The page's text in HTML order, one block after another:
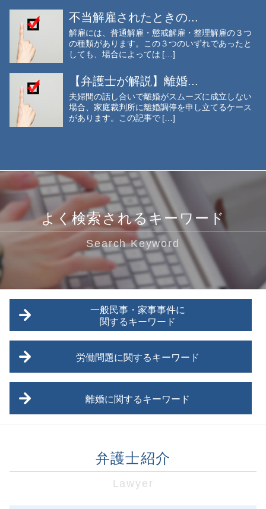
不当解雇されたときの...
解雇には、普通解雇・懲戒解雇・整理解雇の３つ
の種類があります。この３つのいずれであったと
しても、場合によっては […]
【弁護士が解説】離婚...
夫婦間の話し合いで離婚がスムーズに成立しない
場合、家庭裁判所に離婚調停を申し立てるケース
があります。この記事で […]
よく検索されるキーワード
Search Keyword
一般民事・家事事件に
関するキーワード
小平市 一般民事
交通事故 法律
多摩エリア 家事事件
交通事故 弁護士 タイミング
交通事故 弁護士基準
プライバシー侵害
労働問題に関するキーワード
セクハラ被害 相談
労働問題 パワハラ
通勤時間 労働問題
日野市 労働問題
退職勧奨 会社都合
離婚に関するキーワード
離婚 拒否
弁護士紹介
Lawyer